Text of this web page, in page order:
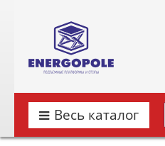
Весь каталог